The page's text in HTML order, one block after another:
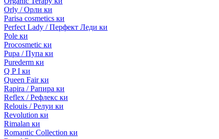
Orly / Орли ки
Parisa cosmetics ки
Perfect Lady / Перфект Леди ки
Pole ки
Procosmetic ки
Pupa / Пупа ки
Purederm ки
Q P I ки
Queen Fair ки
Rapira / Рапира ки
Reflex / Рефлекс ки
Relouis / Релуи ки
Revolution ки
Rimalan ки
Romantic Collection ки